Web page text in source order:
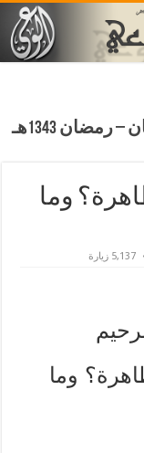
السنة الثامنة والعشرون رجب – شعبان – رمضان 1343هـ
وما
5,137 زيارة
وما